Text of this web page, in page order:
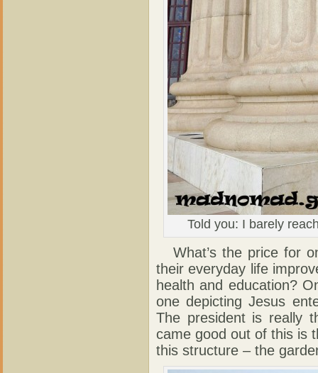
Told you: I barely
What’s the price for
their everyday life
health and education?
one depicting Jesus
The president is really
came good out of this is
this structure – the